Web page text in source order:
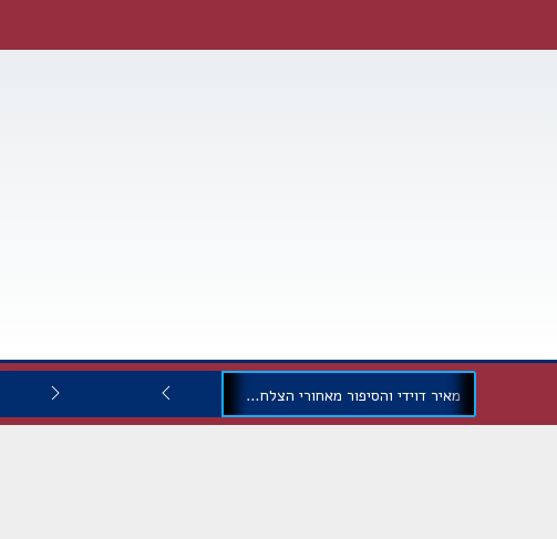
מאיר דוידי והסיפור מאחורי הצלחתה של ניצנים אחזקות ופיננסים